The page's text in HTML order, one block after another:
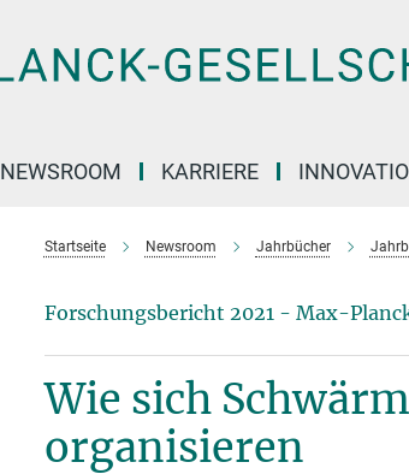
NEWSROOM KARRIERE
Startseite Newsroom Jahrbücher
Forschungsbericht 2021 - Max-
Wie sich
organisieren